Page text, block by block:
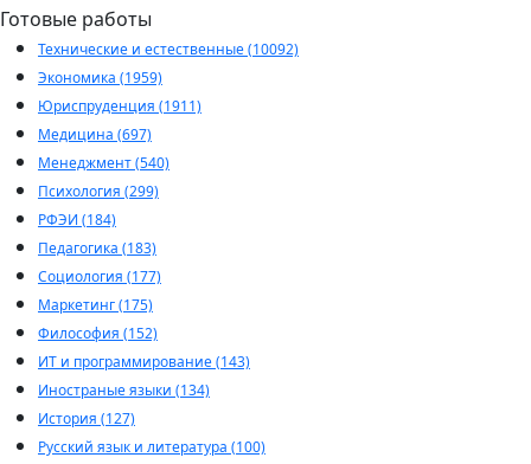
Готовые работы
Технические и естественные (10092)
Экономика (1959)
Юриспруденция (1911)
Медицина (697)
Менеджмент (540)
Психология (299)
РФЭИ (184)
Педагогика (183)
Социология (177)
Маркетинг (175)
Философия (152)
ИТ и программирование (143)
Иностраные языки (134)
История (127)
Русский язык и литература (100)